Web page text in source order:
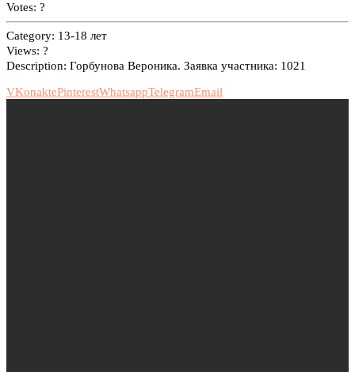
Votes: ?
Category: 13-18 лет
Views: ?
Description: Горбунова Вероника. Заявка участника: 1021
VKonaktePinterestWhatsappTelegramEmail